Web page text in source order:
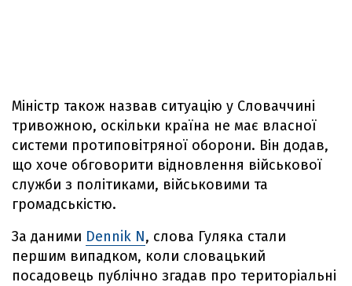
Міністр також назвав ситуацію у Словаччині
тривожною, оскільки країна не має власної
системи протиповітряної оборони. Він додав,
що хоче обговорити відновлення військової
служби з політиками, військовими та
громадськістю.
За даними Dennik N, слова Гуляка стали
першим випадком, коли словацький
посадовець публічно згадав про територіальні